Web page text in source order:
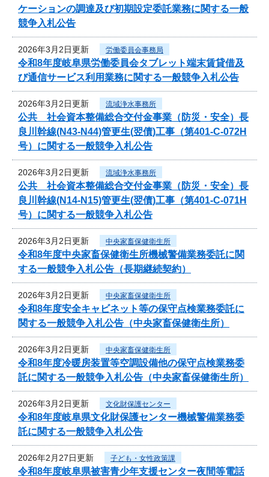
ケーションの調達及び初期設定委託業務に関する一般
競争入札公告
2026年3月2日更新 労働委員会事務局
令和8年度岐阜県労働委員会タブレット端末賃貸借及
び通信サービス利用業務に関する一般競争入札公告
2026年3月2日更新 流域浄水事務所
公共 社会資本整備総合交付金事業（防災・安全）長
良川幹線(N43-N44)管更生(翌債)工事（第401-C-072H
号）に関する一般競争入札公告
2026年3月2日更新 流域浄水事務所
公共 社会資本整備総合交付金事業（防災・安全）長
良川幹線(N14-N15)管更生(翌債)工事（第401-C-071H
号）に関する一般競争入札公告
2026年3月2日更新 中央家畜保健衛生所
令和8年度中央家畜保健衛生所機械警備業務委託に関
する一般競争入札公告（長期継続契約）
2026年3月2日更新 中央家畜保健衛生所
令和8年度安全キャビネット等の保守点検業務委託に
関する一般競争入札公告（中央家畜保健衛生所）
2026年3月2日更新 中央家畜保健衛生所
令和8年度冷暖房装置等空調設備他の保守点検業務委
託に関する一般競争入札公告（中央家畜保健衛生所）
2026年3月2日更新 文化財保護センター
令和8年度岐阜県文化財保護センター機械警備業務委
託に関する一般競争入札公告
2026年2月27日更新 子ども・女性政策課
令和8年度岐阜県被害青少年支援センター夜間等電話